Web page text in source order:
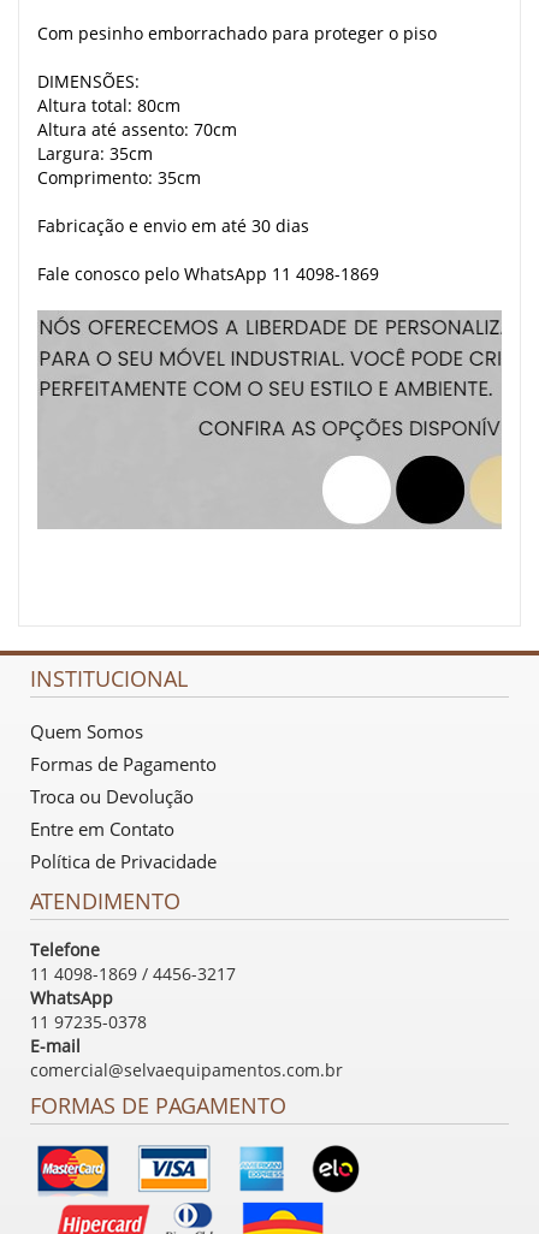
Com pesinho emborrachado para proteger o piso
DIMENSÕES:
Altura total: 80cm
Altura até assento: 70cm
Largura: 35cm
Comprimento: 35cm
Fabricação e envio em até 30 dias
Fale conosco pelo WhatsApp 11 4098-1869
INSTITUCIONAL
Quem Somos
Formas de Pagamento
Troca ou Devolução
Entre em Contato
Política de Privacidade
ATENDIMENTO
Telefone
11 4098-1869 / 4456-3217
WhatsApp
11 97235-0378
E-mail
comercial@selvaequipamentos.com.br
FORMAS DE PAGAMENTO